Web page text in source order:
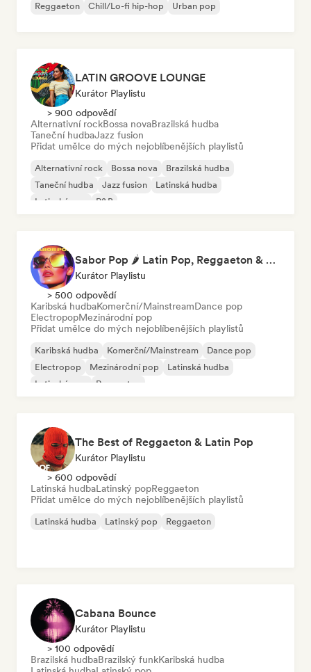
Reggaeton
Chill/Lo-fi hip-hop Urban pop
LATIN GROOVE LOUNGE
Kurátor Playlistu
> 900 odpovědí
Alternativní rockBossa novaBrazilská hudba
Taneční hudbaJazz fusion
Přidat umělce do mých nejoblíbenějších playlistů
Alternativní rock Bossa nova
Brazilská hudba
Taneční hudba
Jazz fusion
Latinská hudba
Latinský pop
R&B
Sabor Pop 🌶️ Latin Pop, Reggaeton & Latin Club Hits
Kurátor Playlistu
> 500 odpovědí
Karibská hudbaKomerční/MainstreamDance pop
ElectropopMezinárodní pop
Přidat umělce do mých nejoblíbenějších playlistů
Karibská hudba Komerční/Mainstream
Dance pop
Electropop
Mezinárodní pop
Latinská hudba
Latinský pop
Reggaeton
The Best of Reggaeton & Latin Pop
Kurátor Playlistu
> 600 odpovědí
Latinská hudbaLatinský popReggaeton
Přidat umělce do mých nejoblíbenějších playlistů
Latinská hudba Latinský pop Reggaeton
Cabana Bounce
Kurátor Playlistu
> 100 odpovědí
Brazilská hudbaBrazilský funkKaribská hudba